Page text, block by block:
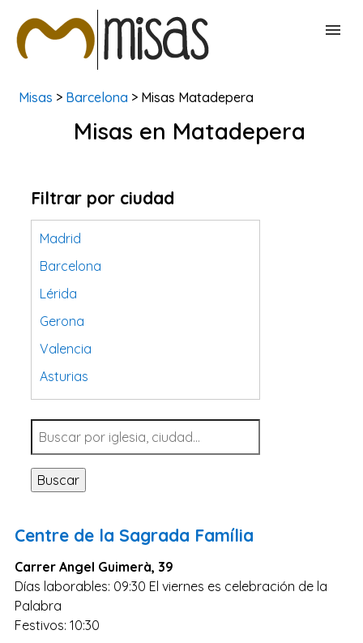
BUSCAR MISAS
Misas > Barcelona > Misas Matadepera
Misas en Matadepera
Filtrar por ciudad
Madrid
Barcelona
Lérida
Gerona
Valencia
Asturias
Tarragona
Navarra
Valladolid
Sevilla
Santa Cruz de Tenerife
Cantabria
Islas Baleares
Las Palmas
Buscar
Centre de la Sagrada Família
Carrer Angel Guimerà, 39
Días laborables: 09:30 El viernes es celebración de la
Palabra
Festivos: 10:30